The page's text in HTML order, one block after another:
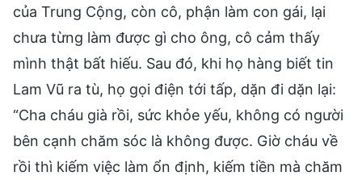
của Trung Cộng, còn cô, phận làm con gái, lại
chưa từng làm được gì cho ông, cô cảm thấy
mình thật bất hiếu. Sau đó, khi họ hàng biết tin
Lam Vũ ra tù, họ gọi điện tới tấp, dặn đi dặn lại:
“Cha cháu già rồi, sức khỏe yếu, không có người
bên cạnh chăm sóc là không được. Giờ cháu về
rồi thì kiếm việc làm ổn định, kiếm tiền mà chăm